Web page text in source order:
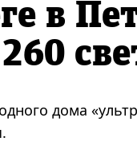
в
дома